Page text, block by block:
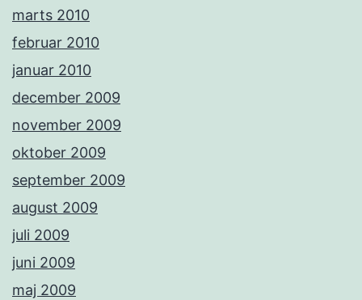
marts 2010
februar 2010
januar 2010
december 2009
november 2009
oktober 2009
september 2009
august 2009
juli 2009
juni 2009
maj 2009